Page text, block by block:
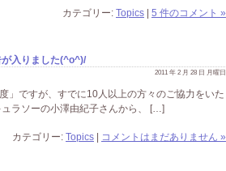
カテゴリー: Topics 5 件のコメント »
入りました(^o^)/
2011 年 2 月 28 日 月曜日
」ですが、すでに10人以上の方々のご協力をいた
ラソーの小澤由紀子さんから、 […]
カテゴリー: Topics コメントはまだありません »